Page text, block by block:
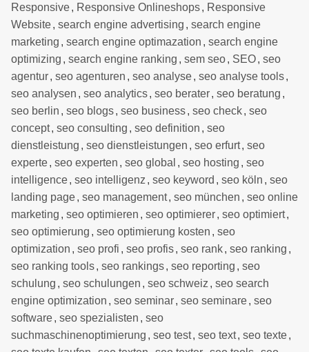
Responsive, Responsive Onlineshops, Responsive
Website, search engine advertising , search engine
marketing , search engine optimazation , search engine
optimizing , search engine ranking , sem seo, SEO, seo
agentur, seo agenturen , seo analyse, seo analyse tools,
seo analysen , seo analytics, seo berater, seo beratung ,
seo berlin , seo blogs, seo business, seo check, seo
concept, seo consulting , seo definition , seo
dienstleistung , seo dienstleistungen , seo erfurt, seo
experte, seo experten , seo global , seo hosting , seo
intelligence, seo intelligenz , seo keyword , seo köln , seo
landing page, seo management, seo münchen , seo online
marketing , seo optimieren , seo optimierer, seo optimiert,
seo optimierung , seo optimierung kosten , seo
optimization , seo profi , seo profis, seo rank, seo ranking ,
seo ranking tools, seo rankings, seo reporting , seo
schulung , seo schulungen , seo schweiz , seo search
engine optimization , seo seminar, seo seminare, seo
software, seo spezialisten , seo
suchmaschinenoptimierung , seo test, seo text, seo texte,